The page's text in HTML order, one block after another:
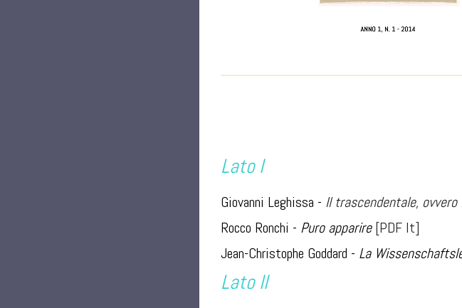
Lato I
Giovanni Leghissa - Il trascendentale,
Rocco Ronchi - Puro apparire[PDF It]
Jean-Christophe Goddard - La
Lato II